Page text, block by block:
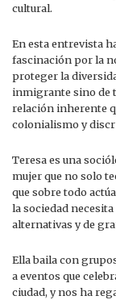
cultural.
En esta entrevista
fascinación por la
proteger la
inmigrante sino de
relación inherente
colonialismo y
Teresa es una
mujer que no solo
que sobre todo
la sociedad
alternativas y de
Ella baila con
a eventos que
ciudad, y nos ha